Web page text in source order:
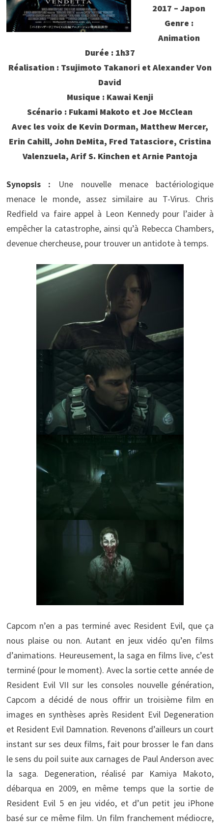
2017 – Japon
Genre :
Animation
Durée : 1h37
Réalisation : Tsujimoto Takanori et Alexander Von
David
Musique : Kawai Kenji
Scénario : Fukami Makoto et Joe McClean
Avec les voix de Kevin Dorman, Matthew Mercer,
Erin Cahill, John DeMita, Fred Tatasciore, Cristina
Valenzuela, Arif S. Kinchen et Arnie Pantoja
Synopsis : Une nouvelle menace bactériologique
menace le monde, assez similaire au T-Virus. Chris
Redfield va faire appel à Leon Kennedy pour l’aider à
empêcher la catastrophe, ainsi qu’à Rebecca Chambers,
devenue chercheuse, pour trouver un antidote à temps.
Capcom n’en a pas terminé avec Resident Evil, que ça
nous plaise ou non. Autant en jeux vidéo qu’en films
d’animations. Heureusement, la saga en films live, c’est
terminé (pour le moment). Avec la sortie cette année de
Resident Evil VII sur les consoles nouvelle génération,
Capcom a décidé de nous offrir un troisième film en
images en synthèses après Resident Evil Degeneration
et Resident Evil Damnation. Revenons d’ailleurs un court
instant sur ses deux films, fait pour brosser le fan dans
le sens du poil suite aux carnages de Paul Anderson avec
la saga. Degeneration, réalisé par Kamiya Makoto,
débarqua en 2009, en même temps que la sortie de
Resident Evil 5 en jeu vidéo, et d’un petit jeu iPhone
basé sur ce même film. Un film franchement médiocre,